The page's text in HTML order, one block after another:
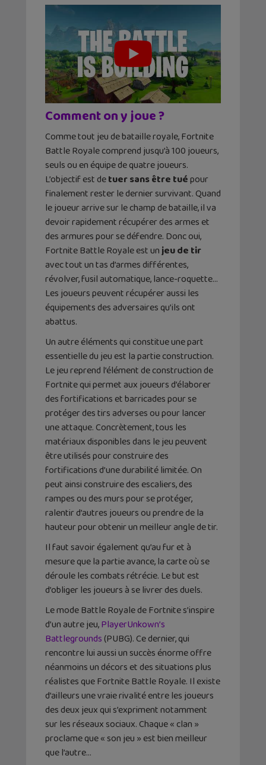
Comment on y joue ?
Comme tout jeu de bataille royale, Fortnite
Battle Royale comprend jusqu’à 100 joueurs,
seuls ou en équipe de quatre joueurs.
L’objectif est detuer sans être tuépour
finalement rester le dernier survivant. Quand
le joueur arrive sur le champ de bataille, il va
devoir rapidement récupérer des armes et
des armures pour se défendre. Donc oui,
Fortnite Battle Royale est unjeu de tir
avec tout un tas d’armes différentes,
révolver, fusil automatique, lance-roquette…
Les joueurs peuvent récupérer aussi les
équipements des adversaires qu’ils ont
abattus.
Un autre éléments qui constitue une part
essentielle du jeu est la partie construction.
Le jeu reprend l’élément de construction de
Fortnite qui permet aux joueurs d’élaborer
des fortifications et barricades pour se
protéger des tirs adverses ou pour lancer
une attaque. Concrètement, tous les
matériaux disponibles dans le jeu peuvent
être utilisés pour construire des
fortifications d’une durabilité limitée. On
peut ainsi construire des escaliers, des
rampes ou des murs pour se protéger,
ralentir d’autres joueurs ou prendre de la
hauteur pour obtenir un meilleur angle de tir.
Il faut savoir également qu’au fur et à
mesure que la partie avance, la carte où se
déroule les combats rétrécie. Le but est
d’obliger les joueurs à se livrer des duels.
Le mode Battle Royale de Fortnite s’inspire
d’un autre jeu,PlayerUnkown’s
Battlegrounds(PUBG). Ce dernier, qui
rencontre lui aussi un succès énorme offre
néanmoins un décors et des situations plus
réalistes que Fortnite Battle Royale. Il existe
d’ailleurs une vraie rivalité entre les joueurs
des deux jeux qui s’expriment notamment
sur les réseaux sociaux. Chaque « clan »
proclame que « son jeu » est bien meilleur
que l’autre…